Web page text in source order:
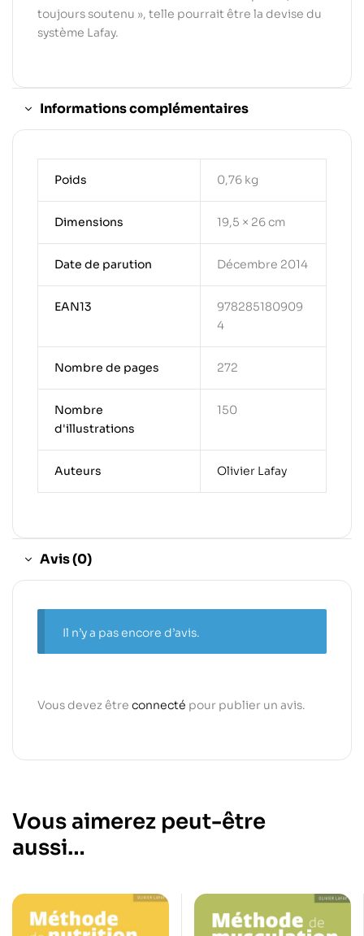
toujours soutenu », telle pourrait être la devise du
système Lafay.
Informations complémentaires
Poids 0,76 kg
Dimensions 19,5 × 26 cm
Date de parution Décembre 2014
EAN13
978285180909
4
Nombre de pages 272
Nombre
d'illustrations
150
Auteurs Olivier Lafay
Avis (0)
Il n’y a pas encore d’avis.
Vous devez être connecté pour publier un avis.
Vous aimerez peut-être
aussi…